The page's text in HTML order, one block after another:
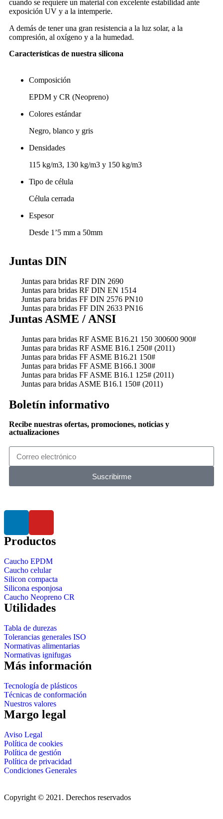
cuando se requiere un material con excelente estabilidad ante
exposición UV y a la intemperie.
A demás de tener una gran resistencia a la luz solar, a la
compresión, al oxígeno y a la humedad.
Características de nuestra silicona
Composición
EPDM y CR (Neopreno)
Colores estándar
Negro, blanco y gris
Densidades
115 kg/m3, 130 kg/m3 y 150 kg/m3
Tipo de célula
Célula cerrada
Espesor
Desde 1’5 mm a 50mm
Juntas DIN
Juntas para bridas RF DIN 2690
Juntas para bridas RF DIN EN 1514
Juntas para bridas FF DIN 2576 PN10
Juntas para bridas FF DIN 2633 PN16
Juntas ASME / ANSI
Juntas para bridas RF ASME B16.21 150 300600 900#
Juntas para bridas RF ASME B16.1 250# (2011)
Juntas para bridas FF ASME B16.21 150#
Juntas para bridas FF ASME B166.1 300#
Juntas para bridas FF ASME B16.1 125# (2011)
Juntas para bridas ASME B16.1 150# (2011)
Boletín informativo
Recibe nuestras ofertas, promociones, noticias y
actualizaciones
Suscribirme
Productos
Caucho EPDM
Caucho celular
Silicon compacta
Silicona esponjosa
Caucho Neopreno CR
Utilidades
Tabla de durezas
Tolerancias generales ISO
Normativas alimentarias
Normativas ignifugas
Más información
Tecnología de plásticos
Técnicas de conformación
Nuestros valores
Margo legal
Aviso Legal
Política de cookies
Política de gestión
Política de privacidad
Condiciones Generales
Copyright © 2021. Derechos reservados